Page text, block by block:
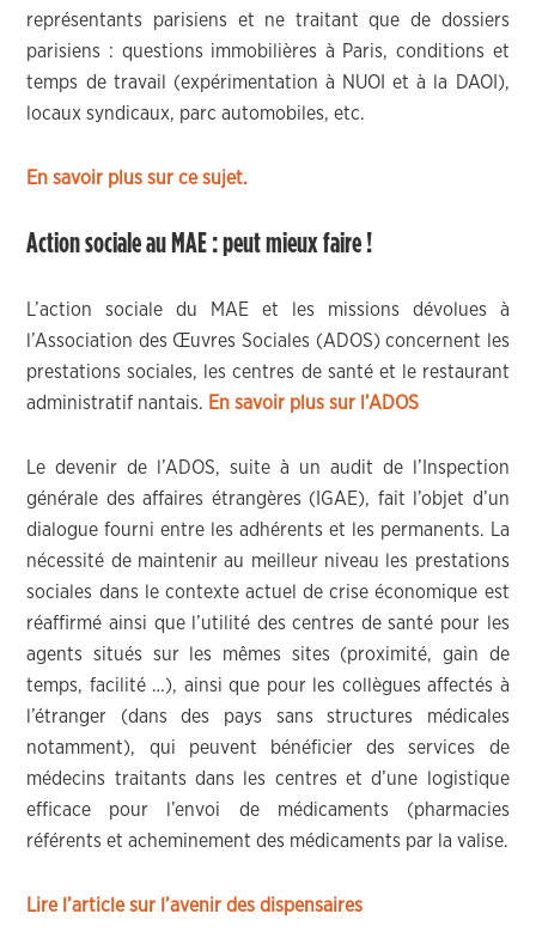
représentants parisiens et ne traitant que de dossiers
parisiens : questions immobilières à Paris, conditions et
temps de travail (expérimentation à NUOI et à la DAOI),
locaux syndicaux, parc automobiles, etc.
En savoir plus sur ce sujet.
Action sociale au MAE : peut mieux faire !
L’action sociale du MAE et les missions dévolues à
l’Association des Œuvres Sociales (ADOS) concernent les
prestations sociales, les centres de santé et le restaurant
administratif nantais. En savoir plus sur l’ADOS
Le devenir de l’ADOS, suite à un audit de l’Inspection
générale des affaires étrangères (IGAE), fait l’objet d’un
dialogue fourni entre les adhérents et les permanents. La
nécessité de maintenir au meilleur niveau les prestations
sociales dans le contexte actuel de crise économique est
réaffirmé ainsi que l’utilité des centres de santé pour les
agents situés sur les mêmes sites (proximité, gain de
temps, facilité …), ainsi que pour les collègues affectés à
l’étranger (dans des pays sans structures médicales
notamment), qui peuvent bénéficier des services de
médecins traitants dans les centres et d’une logistique
efficace pour l’envoi de médicaments (pharmacies
référents et acheminement des médicaments par la valise.
Lire l’article sur l’avenir des dispensaires